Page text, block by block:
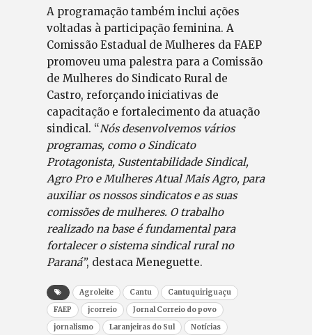
A programação também inclui ações
voltadas à participação feminina. A
Comissão Estadual de Mulheres da FAEP
promoveu uma palestra para a Comissão
de Mulheres do Sindicato Rural de
Castro, reforçando iniciativas de
capacitação e fortalecimento da atuação
sindical. “Nós desenvolvemos vários
programas, como o Sindicato
Protagonista, Sustentabilidade Sindical,
Agro Pro e Mulheres Atual Mais Agro, para
auxiliar os nossos sindicatos e as suas
comissões de mulheres. O trabalho
realizado na base é fundamental para
fortalecer o sistema sindical rural no
Paraná”, destaca Meneguette.
Agroleite Cantu
Cantuquiriguaçu
FAEP
jcorreio
Jornal Correio do povo
jornalismo
Laranjeiras do Sul
Notícias